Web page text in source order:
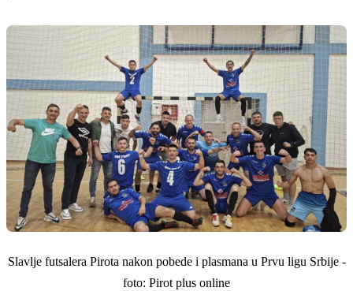
Slavlje futsalera Pirota nakon pobede i plasmana u Prvu ligu Srbije -
foto: Pirot plus online